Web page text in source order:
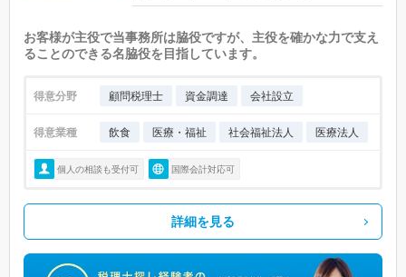
お客様が主役で当事務所は脇役ですが、主役を確かな力で支え
ることのできる名脇役を目指しています。
得意分野 顧問税理士 資金調達 会社設立
得意業種 飲食 医療・福祉 社会福祉法人 医療法人
個人の相談も受付可 国際会計対応可
詳細を見る